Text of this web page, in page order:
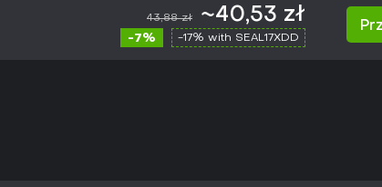
43,88 zł ~40,53 zł
-7% -17% with SEAL17XDD